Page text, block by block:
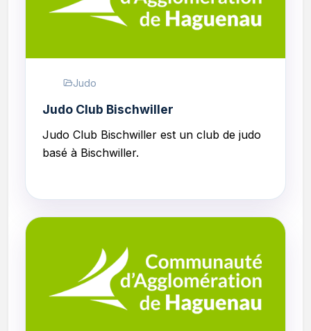
Judo
Judo Club Bischwiller
Judo Club Bischwiller est un club de judo
basé à Bischwiller.